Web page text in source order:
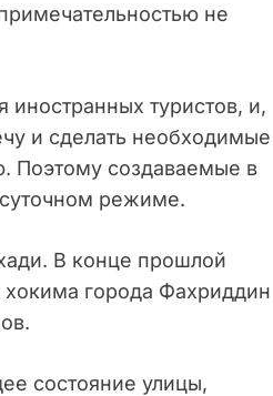
не
туристов, и,
и сделать необходимые
Поэтому создаваемые в
режиме.
В конце прошлой
хокима города Фахриддин
состояние улицы,